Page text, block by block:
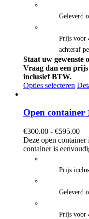
Geleverd
Prijs voor
achteraf
Staat uw gewenste
Vraag dan een
inclusief BTW.
Opties selecteren
Open container
€300.00 - €595.00
tot
Deze open container
container is
Prijs
Geleverd
Prijs voor